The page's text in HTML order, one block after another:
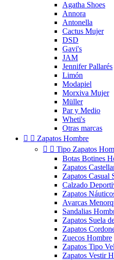
Agatha Shoes
Annora
Antonella
Cactus Mujer
DSD
Gavi's
JAM
Jennifer Pallarés
Limón
Modapiel
Morxiva Mujer
Müller
Par y Medio
Wheti's
Otras marcas
  Zapatos Hombre
  Tipo Zapatos
Botas Botines
Zapatos
Zapatos Casual
Calzado
Zapatos
Avarcas
Sandalias
Zapatos Suela
Zapatos
Zuecos Hombre
Zapatos Tipo
Zapatos Vestir